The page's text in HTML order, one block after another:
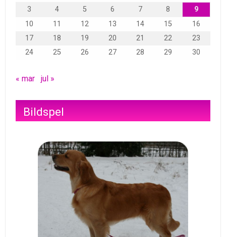
3
4 5 6 7 8
9
10
11 12 13 14 15
16
17
18 19 20 21 22
23
24
25 26 27 28 29 30
« mar jul »
Bildspel